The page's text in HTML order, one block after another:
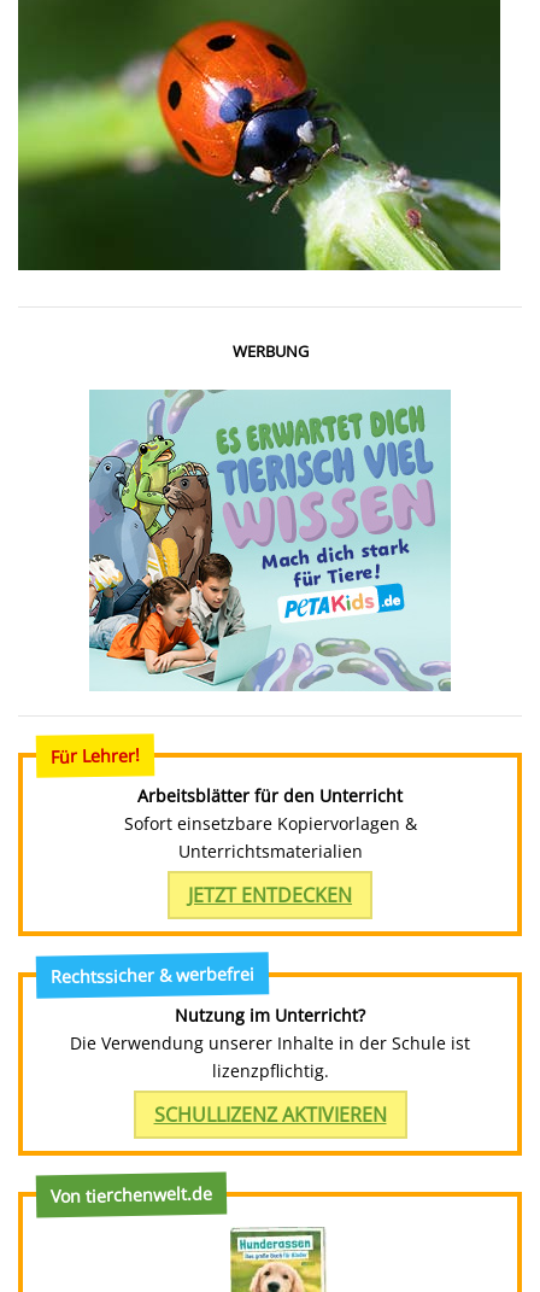
WERBUNG
Für Lehrer!
Arbeitsblätter für den Unterricht
Sofort einsetzbare Kopiervorlagen &
Unterrichtsmaterialien
JETZT ENTDECKEN
Rechtssicher & werbefrei
Nutzung im Unterricht?
Die Verwendung unserer Inhalte in der Schule ist
lizenzpflichtig.
SCHULLIZENZ AKTIVIEREN
Von tierchenwelt.de